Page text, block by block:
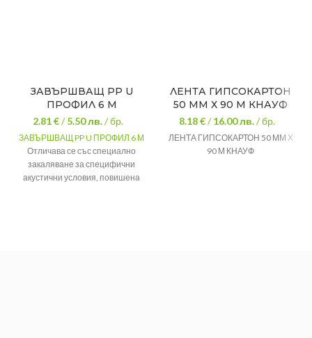
ЗАВЪРШВАЩ PP U
ПРОФИЛ 6 М
2.81 €/5.50лв./ бр.
ЗАВЪРШВАЩ PP U ПРОФИЛ 6 М
Отличава се със специално
закаляване за специфични
акустични условия, повишена
ЛЕНТА ГИПСОКАРТОН
50 ММ Х 90 М КНАУФ
8.18 €/16.00лв./ бр.
ЛЕНТА ГИПСОКАРТОН 50 ММ Х
90 М КНАУФ